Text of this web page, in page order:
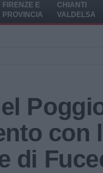
FIRENZE E
PROVINCIA
CHIANTI
VALDELSA
con
di